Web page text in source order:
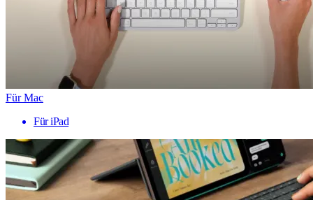
Für Mac
Für iPad